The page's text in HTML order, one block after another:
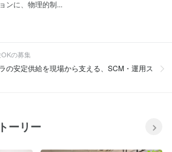
ンに、物理的制...
の募集
の安定供給を現場から支える、SCM・運用ス
ーリー